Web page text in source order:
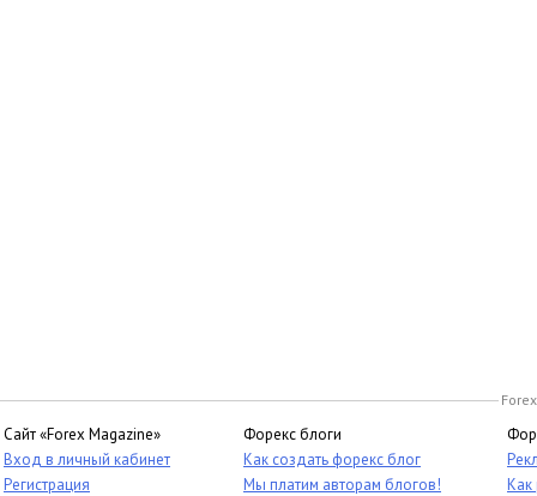
Сайт «Forex Magazine»
Вход в личный кабинет
Регистрация
Форекс блоги
Как создать форекс блог
Мы платим авторам блогов!
Как